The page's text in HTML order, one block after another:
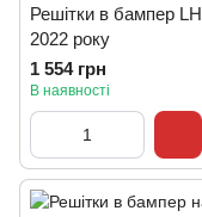
Решітки в бампер
2022 року
1 554 грн
В наявності